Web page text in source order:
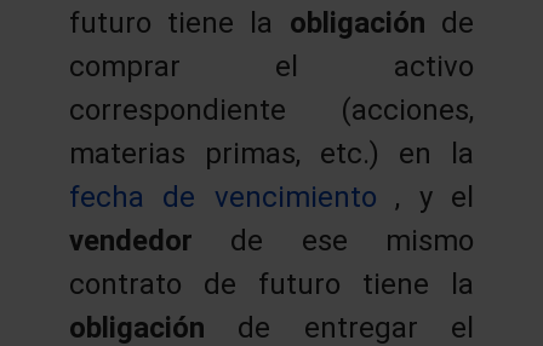
futuro tiene la obligación de
comprar el activo
correspondiente (acciones,
materias primas, etc.) en la
fecha de vencimiento , y el
vendedor de ese mismo
contrato de futuro tiene la
obligación de entregar el